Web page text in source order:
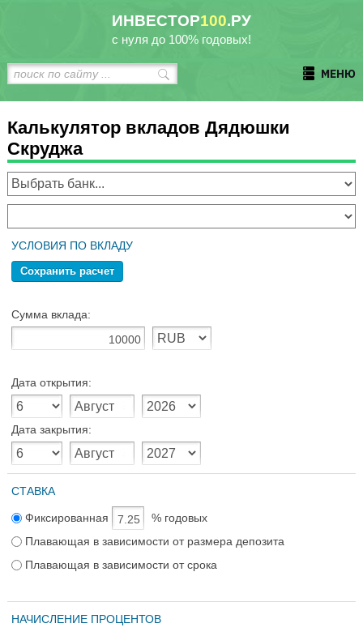
ИНВЕСТОР100.РУ
с нуля до 100% годовых!
МЕНЮ
Калькулятор вкладов Дядюшки
Скруджа
УСЛОВИЯ ПО ВКЛАДУ
Сохранить расчет
Сумма вклада:
Дата открытия:
Дата закрытия:
СТАВКА
Фиксированная
% годовых
Плавающая в зависимости от размера депозита
Плавающая в зависимости от срока
НАЧИСЛЕНИЕ ПРОЦЕНТОВ